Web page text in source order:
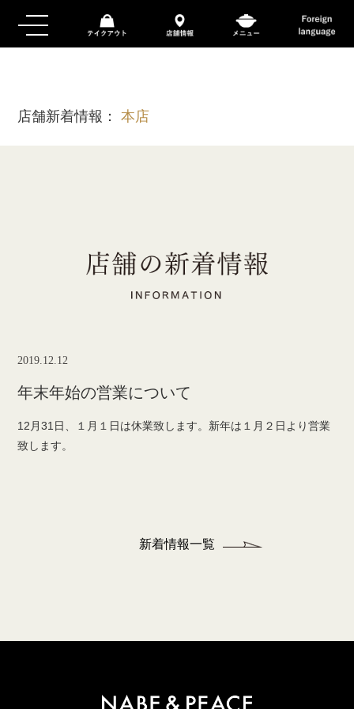
店舗新着情報：本店
2019.12.12
年末年始の営業について
12月31日、１月１日は休業致します。新年は１月２日より営業
致します。
新着情報一覧